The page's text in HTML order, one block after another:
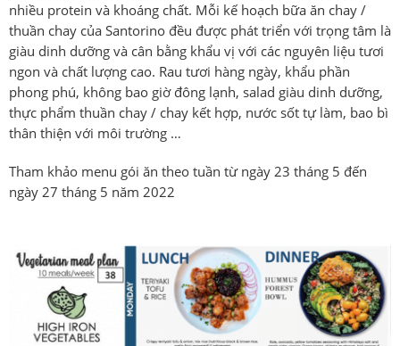
nhiều protein và khoáng chất. Mỗi kế hoạch bữa ăn chay /
thuần chay của Santorino đều được phát triển với trọng tâm là
giàu dinh dưỡng và cân bằng khẩu vị với các nguyên liệu tươi
ngon và chất lượng cao. Rau tươi hàng ngày, khẩu phần
phong phú, không bao giờ đông lạnh, salad giàu dinh dưỡng,
thực phẩm thuần chay / chay kết hợp, nước sốt tự làm, bao bì
thân thiện với môi trường …
Tham khảo menu gói ăn theo tuần từ ngày 23 tháng 5 đến
ngày 27 tháng 5 năm 2022